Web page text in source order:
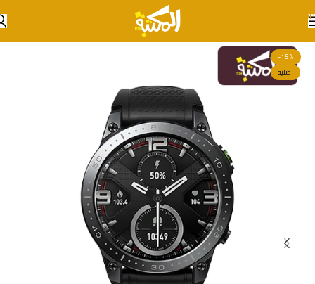
Skip to navigation
Skip to main content
-16%
اصليه